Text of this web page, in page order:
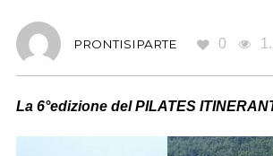
PRONTISIPARTE 0
La 6°edizione del PILATES